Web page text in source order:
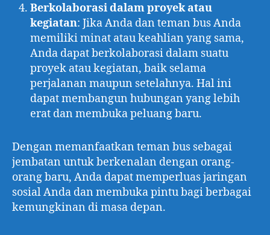
Berkolaborasi dalam proyek atau
kegiatan: Jika Anda dan teman bus Anda
memiliki minat atau keahlian yang sama,
Anda dapat berkolaborasi dalam suatu
proyek atau kegiatan, baik selama
perjalanan maupun setelahnya. Hal ini
dapat membangun hubungan yang lebih
erat dan membuka peluang baru.
Dengan memanfaatkan teman bus sebagai
jembatan untuk berkenalan dengan orang-
orang baru, Anda dapat memperluas jaringan
sosial Anda dan membuka pintu bagi berbagai
kemungkinan di masa depan.